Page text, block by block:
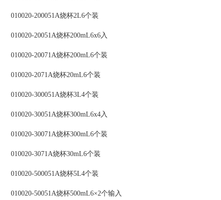
010020-200051A烧杯2L6个装
010020-20051A烧杯200mL6x6入
010020-20071A烧杯200mL6个装
010020-2071A烧杯20mL6个装
010020-300051A烧杯3L4个装
010020-30051A烧杯300mL6x4入
010020-30071A烧杯300mL6个装
010020-3071A烧杯30mL6个装
010020-500051A烧杯5L4个装
010020-50051A烧杯500mL6×2个输入